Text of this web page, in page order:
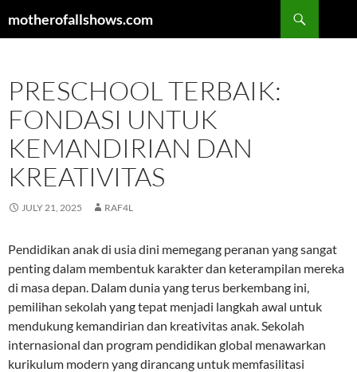
tomotherofallshows.com
PRESCHOOL TERBAIK:
FONDASI UNTUK
KEMANDIRIAN DAN
KREATIVITAS
JULY 21, 2025 RAF4L
Pendidikan anak di usia dini memegang peranan yang sangat
penting dalam membentuk karakter dan keterampilan mereka
di masa depan. Dalam dunia yang terus berkembang ini,
pemilihan sekolah yang tepat menjadi langkah awal untuk
mendukung kemandirian dan kreativitas anak. Sekolah
internasional dan program pendidikan global menawarkan
kurikulum modern yang dirancang untuk memfasilitasi